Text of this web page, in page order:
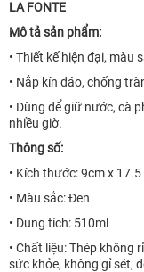
LA FONTE
Mô tả sản phẩm:
• Thiết kế hiện đại, màu
• Nắp kín đáo, chống
• Dùng để giữ nước, cà
nhiều giờ.
Thông số:
• Kích thước: 9cm x 17.5
• Màu sắc: Đen
• Dung tích: 510ml
• Chất liệu: Thép không
sức khỏe, không gỉ sét,